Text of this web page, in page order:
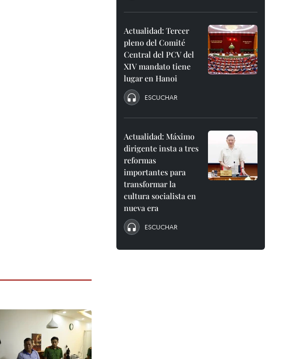
Actualidad: Tercer
pleno del Comité
Central del PCV del
XIV mandato tiene
lugar en Hanoi
ESCUCHAR
Actualidad: Máximo
dirigente insta a tres
reformas
importantes para
transformar la
cultura socialista en
nueva era
ESCUCHAR